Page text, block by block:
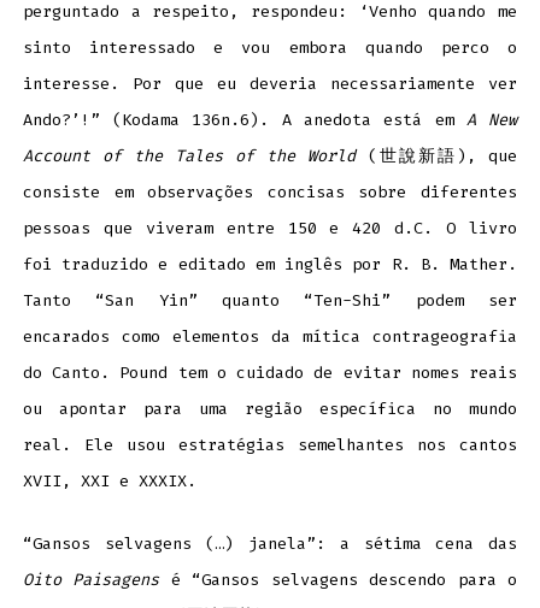
perguntado a respeito, respondeu: ‘Venho quando me
sinto interessado e vou embora quando perco o
interesse. Por que eu deveria necessariamente ver
Ando?’!” (Kodama 136n.6). A anedota está em A New
Account of the Tales of the World(世說新語), que
consiste em observações concisas sobre diferentes
pessoas que viveram entre 150 e 420 d.C. O livro
foi traduzido e editado em inglês por R. B. Mather.
Tanto “San Yin” quanto “Ten-Shi” podem ser
encarados como elementos da mítica contrageografia
do Canto. Pound tem o cuidado de evitar nomes reais
ou apontar para uma região específica no mundo
real. Ele usou estratégias semelhantes nos cantos
XVII, XXI e XXXIX.
“Gansos selvagens (…) janela”: a sétima cena das
Oito Paisagensé “Gansos selvagens descendo para o